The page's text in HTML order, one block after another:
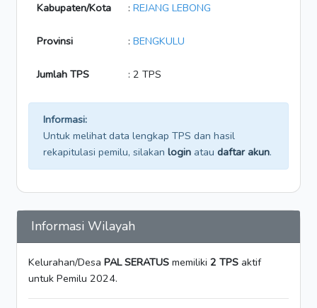
Kabupaten/Kota : REJANG LEBONG
Provinsi : BENGKULU
Jumlah TPS : 2 TPS
Informasi:
Untuk melihat data lengkap TPS dan hasil
rekapitulasi pemilu, silakan login atau daftar akun.
Informasi Wilayah
Kelurahan/Desa PAL SERATUS memiliki 2 TPS aktif
untuk Pemilu 2024.